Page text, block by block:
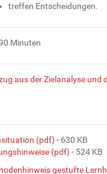
treffen Entscheidungen.
Minuten
aus der Zielanalyse
(pdf) - 630 KB
(pdf) - 524 KB
gestufte